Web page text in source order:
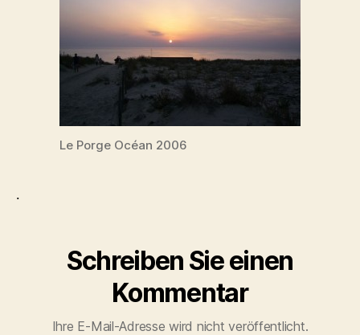
Le Porge Océan 2006
.
Schreiben Sie einen
Kommentar
Ihre E-Mail-Adresse wird nicht veröffentlicht.